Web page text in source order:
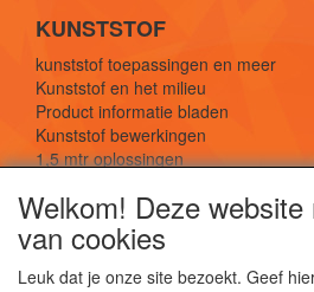
KUNSTSTOF
kunststof toepassingen en meer
Kunststof en het milieu
Product informatie bladen
Kunststof bewerkingen
1,5 mtr oplossingen
SOCIALE MEDIA
Welkom! Deze
van cookies
Leuk dat je onze site bezoekt. Geef